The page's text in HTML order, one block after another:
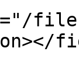
files/